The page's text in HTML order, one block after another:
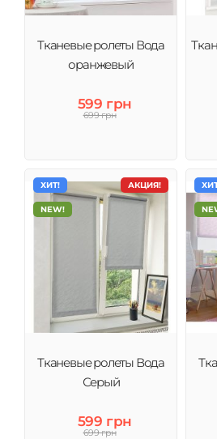
Тканевые ролеты Вода
оранжевый
599 грн
699 грн
АКЦИЯ!
ХИТ!
NEW!
Тканевые ролеты Вода
Серый
599 грн
699 грн